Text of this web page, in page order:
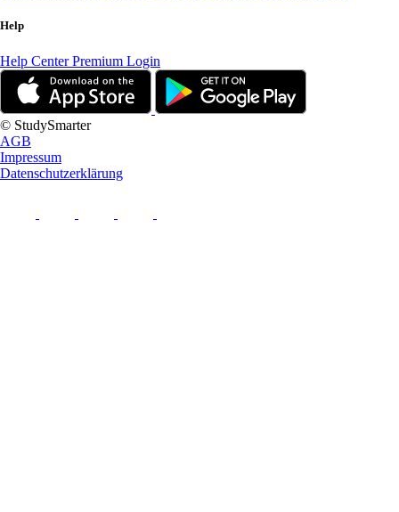
Help
Help CenterPremium Login
© StudySmarter
AGB
Impressum
Datenschutzerklärung